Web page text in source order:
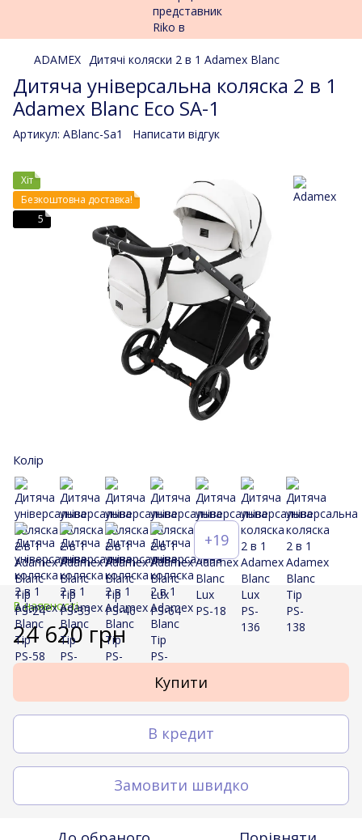
ADAMEX Дитячі коляски 2 в 1 Adamex Blanc
Дитяча універсальна коляска 2 в 1
Adamex Blanc Eco SA-1
Артикул: ABlanc-Sa1 Написати відгук
Хіт
Безкоштовна доставка!
5
Колір
+19
В наявності
24 620 грн
Купити
В кредит
Замовити швидко